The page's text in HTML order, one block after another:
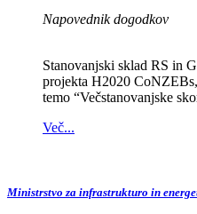
Napovednik dogodkov
Stanovanjski sklad RS in
projekta H2020
temo “Večstanovanjske
Več...
Ministrstvo za infrastrukturo in